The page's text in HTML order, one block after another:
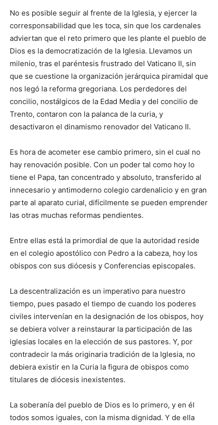
No es posible seguir al frente de la Iglesia, y ejercer la
corresponsabilidad que les toca, sin que los cardenales
adviertan que el reto primero que les plante el pueblo de
Dios es la democratización de la Iglesia. Llevamos un
milenio, tras el paréntesis frustrado del Vaticano II, sin
que se cuestione la organización jerárquica piramidal que
nos legó la reforma gregoriana. Los perdedores del
concilio, nostálgicos de la Edad Media y del concilio de
Trento, contaron con la palanca de la curia, y
desactivaron el dinamismo renovador del Vaticano II.
Es hora de acometer ese cambio primero, sin el cual no
hay renovación posible. Con un poder tal como hoy lo
tiene el Papa, tan concentrado y absoluto, transferido al
innecesario y antimoderno colegio cardenalicio y en gran
parte al aparato curial, difícilmente se pueden emprender
las otras muchas reformas pendientes.
Entre ellas está la primordial de que la autoridad reside
en el colegio apostólico con Pedro a la cabeza, hoy los
obispos con sus diócesis y Conferencias episcopales.
La descentralización es un imperativo para nuestro
tiempo, pues pasado el tiempo de cuando los poderes
civiles intervenían en la designación de los obispos, hoy
se debiera volver a reinstaurar la participación de las
iglesias locales en la elección de sus pastores. Y, por
contradecir la más originaria tradición de la Iglesia, no
debiera existir en la Curia la figura de obispos como
titulares de diócesis inexistentes.
La soberanía del pueblo de Dios es lo primero, y en él
todos somos iguales, con la misma dignidad. Y de ella